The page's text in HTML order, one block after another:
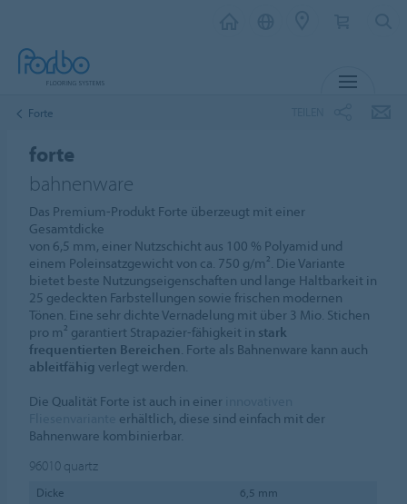
Forte
forte
bahnenware
Das Premium-Produkt Forte überzeugt mit einer
Gesamtdicke
von 6,5 mm, einer Nutzschicht aus 100 % Polyamid und
einem Poleinsatzgewicht von ca. 750 g/m². Die Variante
bietet beste Nutzungseigenschaften und lange Haltbarkeit in
25 gedeckten Farbstellungen sowie frischen modernen
Tönen. Eine sehr dichte Vernadelung mit über 3 Mio. Stichen
pro m² garantiert Strapazier-fähigkeit in stark
frequentierten Bereichen. Forte als Bahnenware kann auch
ableitfähig verlegt werden.
Die Qualität Forte ist auch in einer
erhältlich, diese sind einfach mit der
Bahnenware kombinierbar.
96010 quartz
Dicke
6,5 mm